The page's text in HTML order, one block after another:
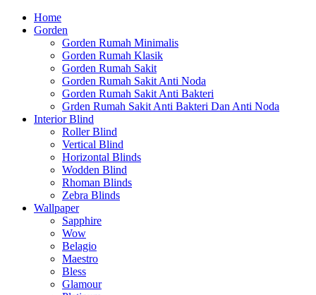
Home
Gorden
Gorden Rumah Minimalis
Gorden Rumah Klasik
Gorden Rumah Sakit
Gorden Rumah Sakit Anti Noda
Gorden Rumah Sakit Anti Bakteri
Grden Rumah Sakit Anti Bakteri Dan Anti Noda
Interior Blind
Roller Blind
Vertical Blind
Horizontal Blinds
Wodden Blind
Rhoman Blinds
Zebra Blinds
Wallpaper
Sapphire
Wow
Belagio
Maestro
Bless
Glamour